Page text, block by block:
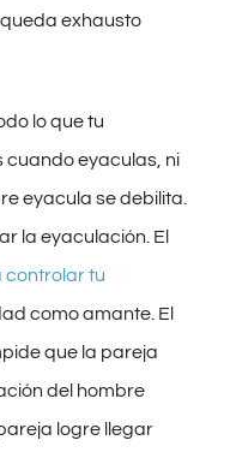
exhausto
lo que tu
cuando eyaculas, ni
eyacula se debilita.
la eyaculación. El
controlar tu
como amante. El
que la pareja
del hombre
logre llegar